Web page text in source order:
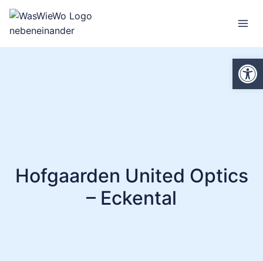
Zum
Inhalt
springen
Hofgaarden United Optics
– Eckental